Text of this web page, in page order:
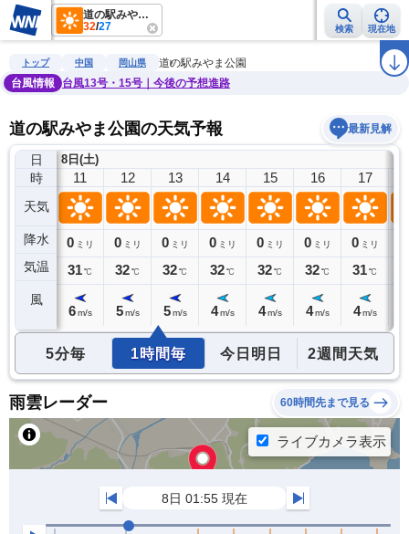
道の駅みやま公園
32/27 検索 現在地
雨雲レーダー 台風情報 地震情報 警報・注意報 ラ
トップ 中国 岡山県
道の駅みやま公園
台風情報
台風13号・15号｜今後の予想進路
道の駅みやま公園の天気予報 最新見解
日
時
天気
降水
気温
風
8日(土)
10
0ミリ
30℃
11
0 ミリ
31℃
6 m/s
12
0 ミリ
32℃
5 m/s
13
0 ミリ
32℃
5 m/s
14
0 ミリ
32℃
4 m/s
15
0 ミリ
32℃
4 m/s
16
0 ミリ
32℃
4 m/s
17
0 ミリ
31℃
4 m/s
5分毎 1時間毎 今日明日 2週間天気
雨雲レーダー 60時間先まで見る